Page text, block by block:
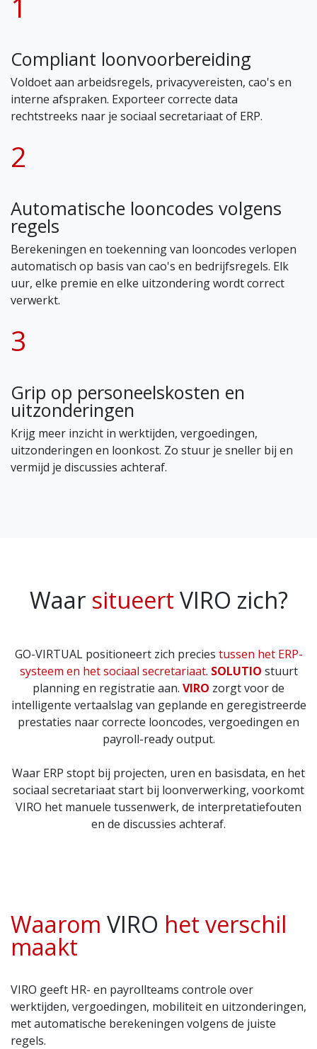
Compliant loonvoorbereiding
Voldoet aan arbeidsregels, privacyvereisten, cao's en
interne afspraken. Exporteer correcte data
rechtstreeks naar je sociaal secretariaat of ERP.
2
Automatische looncodes volgens
regels
Berekeningen en toekenning van looncodes verlopen
automatisch op basis van cao's en bedrijfsregels. Elk
uur, elke premie en elke uitzondering wordt correct
verwerkt.
3
Grip op personeelskosten en
uitzonderingen
Krijg meer inzicht in werktijden, vergoedingen,
uitzonderingen en loonkost. Zo stuur je sneller bij en
vermijd je discussies achteraf.
Waar situeert VIRO zich?
GO-VIRTUAL positioneert zich precies tussen het ERP-
systeem en het sociaal secretariaat. SOLUTIO stuurt
planning en registratie aan. VIRO zorgt voor de
intelligente vertaalslag van geplande en geregistreerde
prestaties naar correcte looncodes, vergoedingen en
payroll-ready output.
Waar ERP stopt bij projecten, uren en basisdata, en het
sociaal secretariaat start bij loonverwerking, voorkomt
VIRO het manuele tussenwerk, de interpretatiefouten
en de discussies achteraf.
Waarom VIRO het verschil
maakt
VIRO geeft HR- en payrollteams controle over
werktijden, vergoedingen, mobiliteit en uitzonderingen,
met automatische berekeningen volgens de juiste
regels.